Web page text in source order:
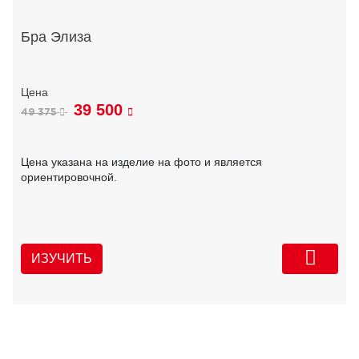
Бра Элиза
49 375 39 500
Цена указана на изделие на фото и является
ориентировочной.
ИЗУЧИТЬ